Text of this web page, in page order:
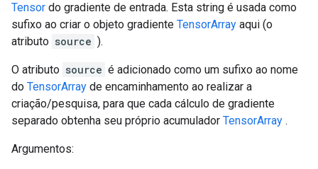
Tensor do gradiente de entrada. Esta string é usada como
sufixo ao criar o objeto gradiente TensorArray aqui (o
atributo source ).
O atributo source é adicionado como um sufixo ao nome
do TensorArray de encaminhamento ao realizar a
criação/pesquisa, para que cada cálculo de gradiente
separado obtenha seu próprio acumulador TensorArray .
Argumentos: